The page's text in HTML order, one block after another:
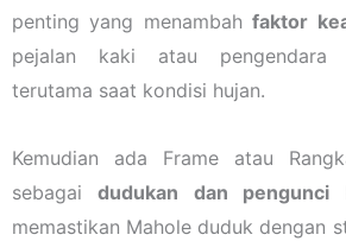
penting yang menambahfaktor
pejalan kaki atau pengendara
terutama saat kondisi hujan.
Kemudian ada Frame atau
sebagaidudukan dan pengunci
memastikan Mahole duduk dengan